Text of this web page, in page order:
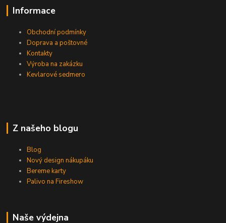
Informace
Obchodní podmínky
Doprava a poštovné
Kontakty
Výroba na zakázku
Kevlarové sedmero
Z našeho blogu
Blog
Nový design nákupáku
Bereme karty
Palivo na Fireshow
Naše výdejna